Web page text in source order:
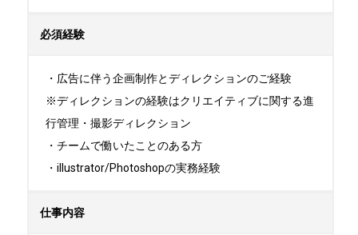
必須経験
・広告に伴う企画制作とディレクションのご経験
※ディレクションの経験はクリエイティブに関する進
行管理・撮影ディレクション
・チームで働いたことのある方
・illustrator/Photoshopの実務経験
仕事内容